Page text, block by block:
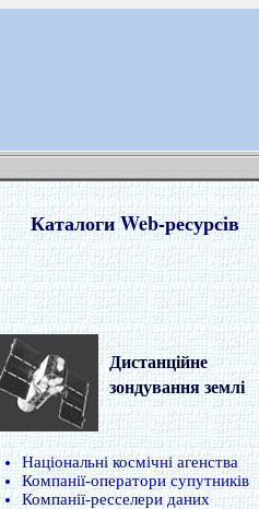
Каталоги Web-ресурсів
Дистанційне
зондування землі
Національні космічні агенства
Компанії-оператори супутників
Компанії-ресселери даних